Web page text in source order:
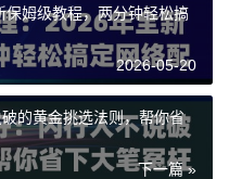
姆级教程，两分钟轻松搞
2026-05-20
的黄金挑选法则，帮你省
下一篇 »